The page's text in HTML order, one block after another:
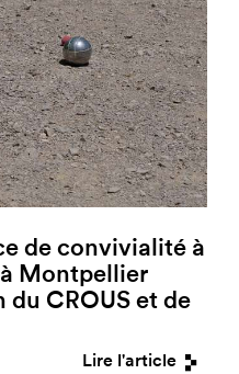
de convivialité à
Montpellier
du CROUS et de
Lire l'article